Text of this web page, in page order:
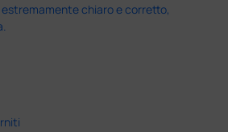
chiaro e corretto,